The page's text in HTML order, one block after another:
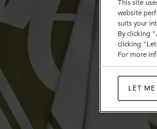
This site
website
suits your
By clicking
clicking
For more
LET